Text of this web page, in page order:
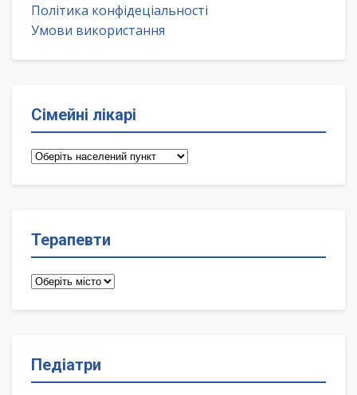
Політика конфідеціальності
Умови використання
Сімейні лікарі
Сімейні
Терапевти
Терапевти
Педіатри